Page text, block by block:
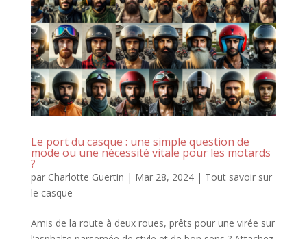
Le port du casque : une simple question de
mode ou une nécessité vitale pour les motards
?
par Charlotte Guertin | Mar 28, 2024| Tout savoir sur
le casque
Amis de la route à deux roues, prêts pour une virée sur